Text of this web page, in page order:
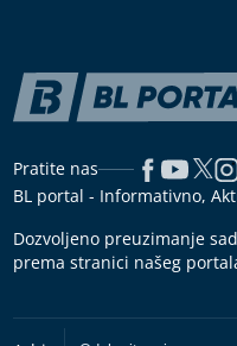
Pratite nas
BL portal - Informativno,
Dozvoljeno preuzimanje
prema stranici našeg